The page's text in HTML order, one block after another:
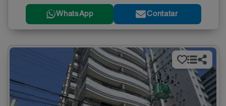
WhatsApp Contatar